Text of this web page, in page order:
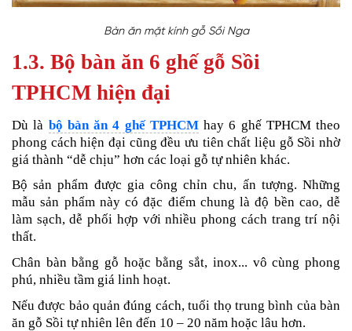
Bàn ăn mặt kính gỗ Sồi Nga
1.3. Bộ bàn ăn 6 ghế gỗ Sồi
TPHCM hiện đại
Dù là bộ bàn ăn 4 ghế TPHCM hay 6 ghế TPHCM theo
phong cách hiện đại cũng đều ưu tiên chất liệu gỗ Sồi nhờ
giá thành “dễ chịu” hơn các loại gỗ tự nhiên khác.
Bộ sản phẩm được gia công chỉn chu, ấn tượng. Những
mẫu sản phẩm này có đặc điểm chung là độ bền cao, dễ
làm sạch, dễ phối hợp với nhiều phong cách trang trí nội
thất.
Chân bàn bằng gỗ hoặc bằng sắt, inox... vô cùng phong
phú, nhiều tầm giá linh hoạt.
Nếu được bảo quản đúng cách, tuổi thọ trung bình của bàn
ăn gỗ Sồi tự nhiên lên đến 10 – 20 năm hoặc lâu hơn.